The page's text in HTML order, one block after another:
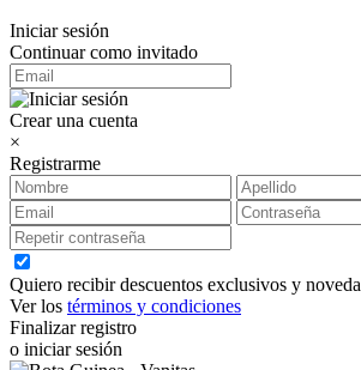
Iniciar sesión
Continuar como invitado
Crear una cuenta
×
Registrarme
Quiero recibir descuentos exclusivos y
Ver los términos y condiciones
Finalizar registro
o iniciar sesión